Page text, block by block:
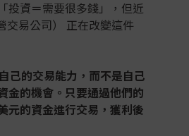
投資＝需要很多錢」，但近
交易公司） 正在改變這件
的交易能力，而不是自己
金的機會。只要通過他們的
元的資金進行交易，獲利後